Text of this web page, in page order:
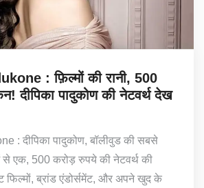
: फ़िल्मों की रानी, 500
दीपिका पादुकोण की नेटवर्थ देख
: दीपिका पादुकोण, बॉलीवुड की सबसे
एक, 500 करोड़ रुपये की नेटवर्थ की
फिल्मों, ब्रांड एंडोर्समेंट, और अपने खुद के